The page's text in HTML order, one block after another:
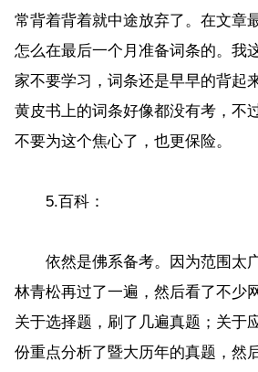
常背着背着就中途放弃了。在文章
怎么在最后一个月准备词条的。我
家不要学习，词条还是早早的背起
黄皮书上的词条好像都没有考，不
不要为这个焦心了，也更保险。
5.百科：
依然是佛系备考。因为范围太
林青松再过了一遍，然后看了不少
关于选择题，刷了几遍真题；关于
份重点分析了暨大历年的真题，然